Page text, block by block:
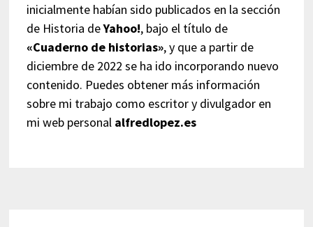
inicialmente habían sido publicados en la sección
de Historia deYahoo!, bajo el título de
«Cuaderno de historias», y que a partir de
diciembre de 2022 se ha ido incorporando nuevo
contenido. Puedes obtener más información
sobre mi trabajo como escritor y divulgador en
mi web personal alfredlopez.es